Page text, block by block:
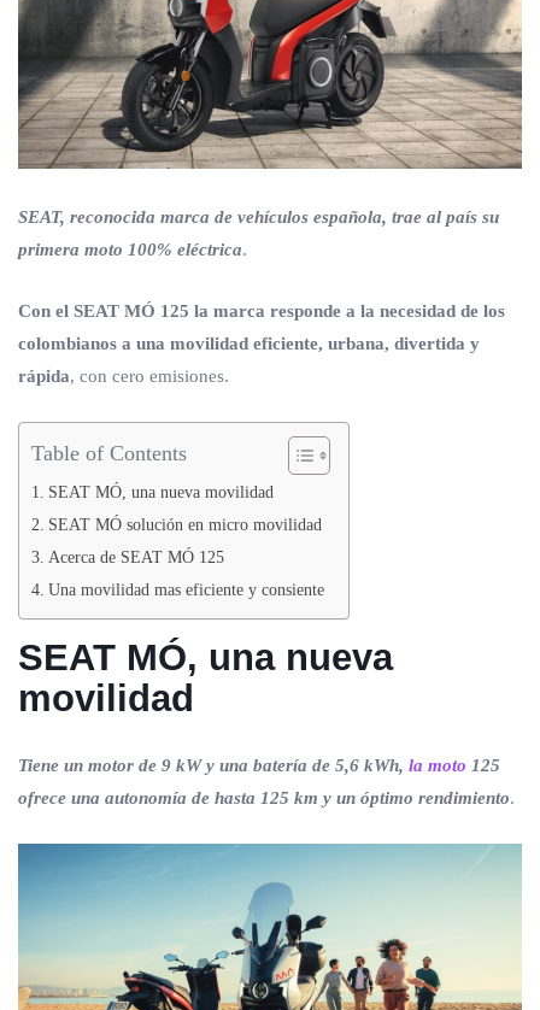
SEAT, reconocida marca de vehículos española, trae al país su
primera moto 100% eléctrica.
Con el SEAT MÓ 125 la marca responde a la necesidad de los
colombianos a una movilidad eficiente, urbana, divertida y
rápida, con cero emisiones.
Table of Contents
SEAT MÓ, una nueva movilidad
SEAT MÓ solución en micro movilidad
Acerca de SEAT MÓ 125
Una movilidad mas eficiente y consiente
SEAT MÓ, una nueva
movilidad
Tiene un motor de 9 kW y una batería de 5,6 kWh, la moto 125
ofrece una autonomía de hasta 125 km y un óptimo rendimiento.